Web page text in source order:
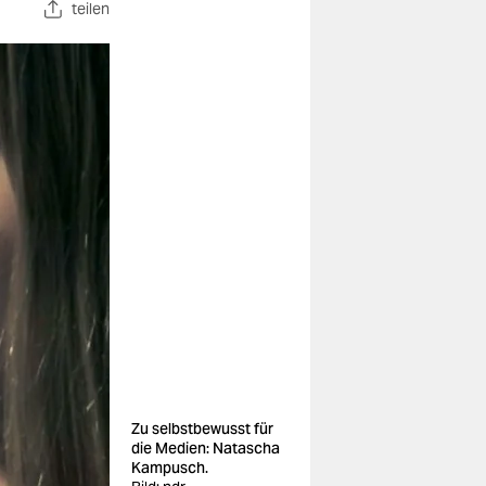
teilen
Zu selbstbewusst für
die Medien: Natascha
Kampusch.